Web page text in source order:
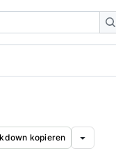
kopieren